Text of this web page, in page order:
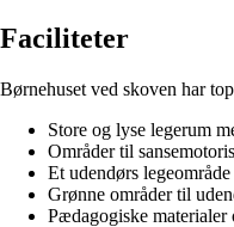
Faciliteter
Børnehuset ved skoven har
Store og lyse legerum
Områder til
Et udendørs
Grønne områder til
Pædagogiske